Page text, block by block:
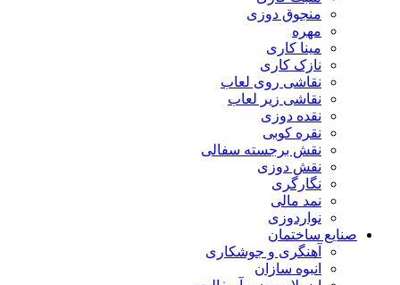
منجوق دوزی
مهره
مینا کاری
نازک کاری
نقاشی روی لعاب
نقاشی زیر لعاب
نقده دوزی
نقره کوبی
نقش برجسته سفالی
نقش دوزی
نگارگری
نمد مالی
نواردوزی
صنایع ساختمان
آهنگری و جوشکاری
انبوه سازان